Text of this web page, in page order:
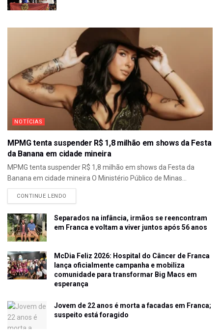
NOTÍCIAS
MPMG tenta suspender R$ 1,8 milhão em shows da Festa
da Banana em cidade mineira
MPMG tenta suspender R$ 1,8 milhão em shows da Festa da
Banana em cidade mineira O Ministério Público de Minas...
CONTINUE LENDO
Separados na infância, irmãos se reencontram
em Franca e voltam a viver juntos após 56 anos
McDia Feliz 2026: Hospital do Câncer de Franca
lança oficialmente campanha e mobiliza
comunidade para transformar Big Macs em
esperança
Jovem de 22 anos é morta a facadas em Franca;
suspeito está foragido